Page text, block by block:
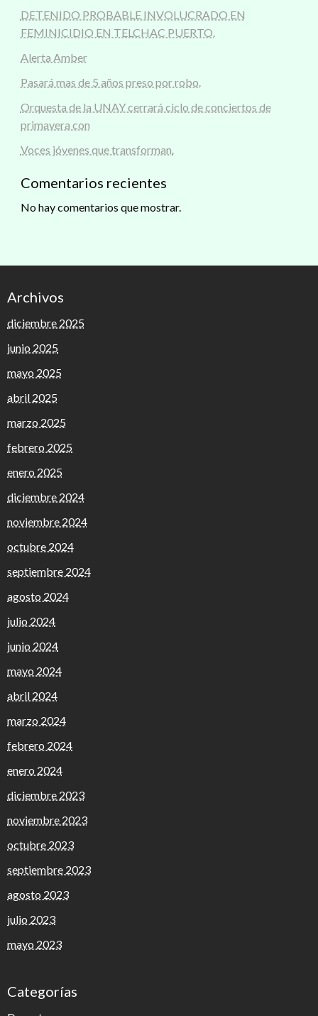
DETENIDO PROBABLE INVOLUCRADO EN
FEMINICIDIO EN TELCHAC PUERTO.
Alerta Amber
Pasará mas de 5 años preso por robo.
Orquesta de la UNAY cerrará ciclo de conciertos de
primavera con
Voces jóvenes que transforman.
Comentarios recientes
No hay comentarios que mostrar.
Archivos
diciembre 2025
junio 2025
mayo 2025
abril 2025
marzo 2025
febrero 2025
enero 2025
diciembre 2024
noviembre 2024
octubre 2024
septiembre 2024
agosto 2024
julio 2024
junio 2024
mayo 2024
abril 2024
marzo 2024
febrero 2024
enero 2024
diciembre 2023
noviembre 2023
octubre 2023
septiembre 2023
agosto 2023
julio 2023
mayo 2023
Categorías